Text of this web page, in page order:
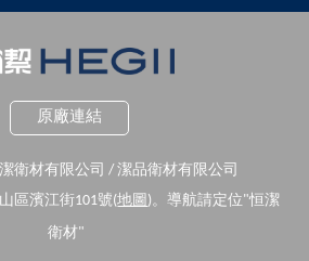
原廠連結
衛材有限公司 / 潔品衛材有限公司
區濱江街101號(地圖 )。導航請定位"恒潔
衛材"